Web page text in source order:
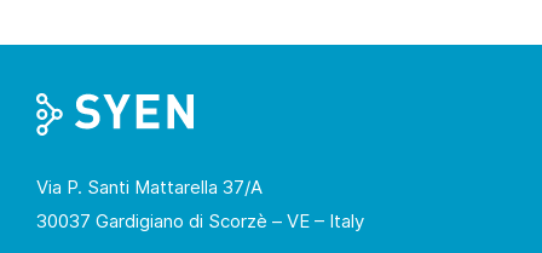
Via P. Santi Mattarella 37/A
30037 Gardigiano di Scorzè – VE – Italy